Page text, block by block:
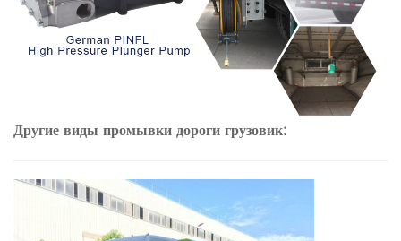
Другие виды промывки дороги грузовик: